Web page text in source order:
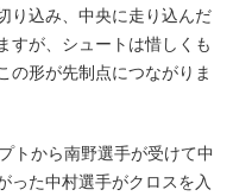
り込み、中央に走り込んだ
すが、シュートは惜しくも
の形が先制点につながりま
トから南野選手が受けて中
った中村選手がクロスを入